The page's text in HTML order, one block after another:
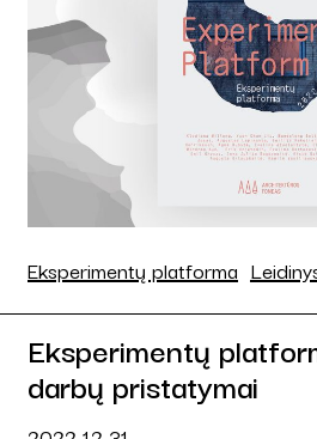
Eksperimentų platforma
Eksperimentų
darbų pristatymai